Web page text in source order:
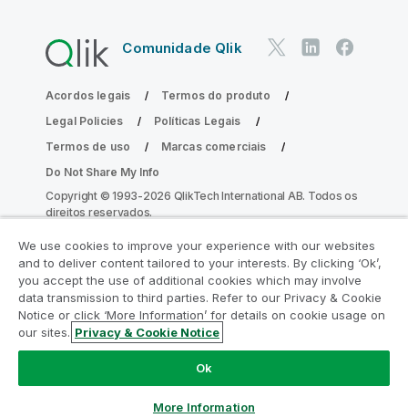
Comunidade Qlik
Acordos legais
Termos do produto
Legal Policies
Políticas Legais
Termos de uso
Marcas comerciais
Do Not Share My Info
Copyright © 1993-2026 QlikTech International AB. Todos os
direitos reservados.
Participe do Programa de Modernização
do Analytics
Modernize sem comprometer seus valiosos aplicativos
QlikView com o Programa de Modernização do Analytics.
Clique aqui
ampquestions@qlik.com
We use cookies to improve your experience with our websites
and to deliver content tailored to your interests. By clicking ‘Ok’,
you accept the use of additional cookies which may involve
data transmission to third parties. Refer to our Privacy & Cookie
Notice or click ‘More Information’ for details on cookie usage on
our sites. Privacy & Cookie Notice
Ok
More Information